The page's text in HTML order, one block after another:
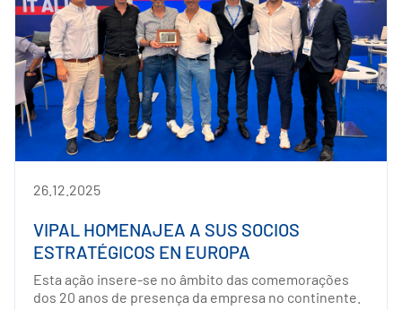
26.12.2025
VIPAL HOMENAJEA A SUS SOCIOS
ESTRATÉGICOS EN EUROPA
Esta ação insere-se no âmbito das comemorações
dos 20 anos de presença da empresa no continente.